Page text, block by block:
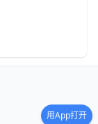
用App打开